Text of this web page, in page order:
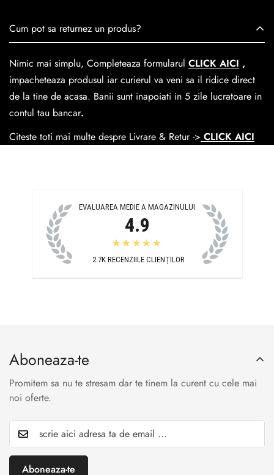
trecerea timpului.
medie livrarea dureaza 1-2 zilelucratoare prin
Easybox-ul Emag.
Cosul de livrareeste 15 lei pentru o comanda mai mica de
390 lei si Gratuit pentru o comanda de peste 390 lei.
Cum pot sa returnez un produs?
Nimic mai simplu, Completeaza formularul CLICK AICI ,
impacheteaza produsul iar curierul va veni sa il ridice direct
de la tine de acasa. Banii sunt inapoiati in 5 zile lucratoare in
contul tau bancar.
Citeste toti mai multe despre Livrare & Retur -> CLICK AICI
EVALUAREA MEDIE A MAGAZINULUI
4.9
★★★★★
2.7K RECENZIILE CLIENȚILOR
Aboneaza-te
Promitem sa nu te stresam dar te tinem la curent cu cele mai
noi oferte.
Aboneaza-te